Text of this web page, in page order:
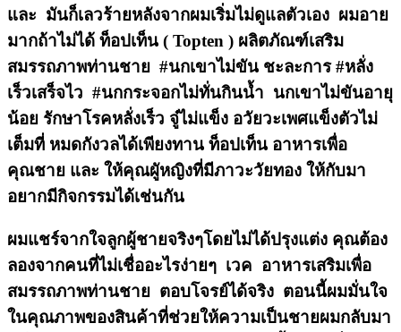
และ มันก็เลวร้ายหลังจากผมเริ่มไม่ดูแลตัวเอง ผมอาย
มากถ้าไม่ได้ ท็อปเท็น ( Topten ) ผลิตภัณฑ์เสริม
สมรรถภาพท่านชาย #นกเขาไม่ขัน ชะละการ #หลั่ง
เร็วเสร็จไว #นกกระจอกไม่ทั่นกินน้ำ นกเขาไม่ขันอายุ
น้อย รักษาโรคหลั่งเร็ว จู๋ไม่แข็ง อวัยวะเพศแข็งตัวไม่
เต็มที่ หมดกังวลได้เพียงทาน ท็อปเท็น อาหารเพื่อ
คุณชาย และ ให้คุณผูัหญิงที่มีภาวะวัยทอง ให้กับมา
อยากมีกิจกรรมได้เช่นกัน
ผมแชร์จากใจลูกผู้ชายจริงๆโดยไม่ได้ปรุงแต่ง คุณต้อง
ลองจากคนที่ไม่เชื่ออะไรง่ายๆ เวค อาหารเสริมเพื่อ
สมรรถภาพท่านชาย ตอบโจรย์ได้จริง ตอนนี้ผมมั่นใจ
ในคุณภาพของสินค้าที่ช่วยให้ความเป็นชายผมกลับมา